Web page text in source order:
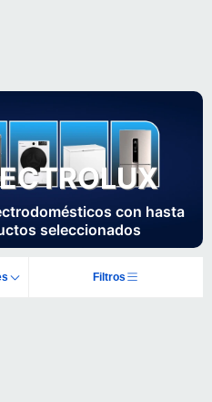
con hasta
seleccionados
Filtros